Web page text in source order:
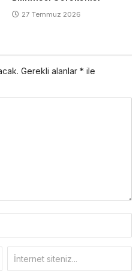
27 Temmuz 2026
Gerekli alanlar * ile